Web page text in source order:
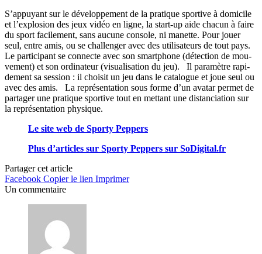
S’ap­puyant sur le dé­ve­lop­pe­ment de la pra­tique spor­tive à do­mi­cile
et l’ex­plo­sion des jeux vi­déo en ligne, la start-up aide cha­cun à faire
du sport fa­ci­le­ment, sans au­cune console, ni ma­nette. Pour jouer
seul, entre amis, ou se chal­len­ger avec des uti­li­sa­teurs de tout pays.
Le par­ti­ci­pant se connecte avec son smart­phone (dé­tec­tion de mou­
ve­ment) et son or­di­na­teur (vi­sua­li­sa­tion du jeu). Il pa­ra­mètre ra­pi­
de­ment sa ses­sion : il choi­sit un jeu dans le ca­ta­logue et joue seul ou
avec des amis. La re­pré­sen­ta­tion sous forme d’un ava­tar per­met de
par­ta­ger une pra­tique spor­tive tout en met­tant une dis­tan­cia­tion sur
la re­pré­sen­ta­tion phy­sique.
Le site web de Sporty Peppers
Plus d’articles sur Sporty Peppers sur SoDigital.fr
Partager cet article
Facebook Copier le lien Imprimer
Un commentaire